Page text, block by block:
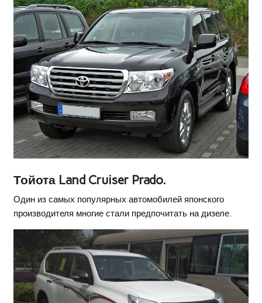
Тойота Land Cruiser Prado.
Один из самых популярных автомобилей японского
производителя многие стали предпочитать на дизеле.